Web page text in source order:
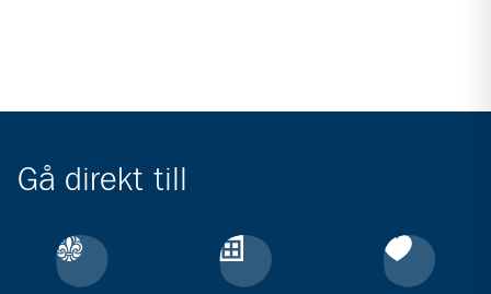
Gå direkt till